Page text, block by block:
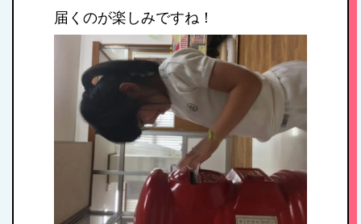
病児保育について
届くのが楽しみですね！